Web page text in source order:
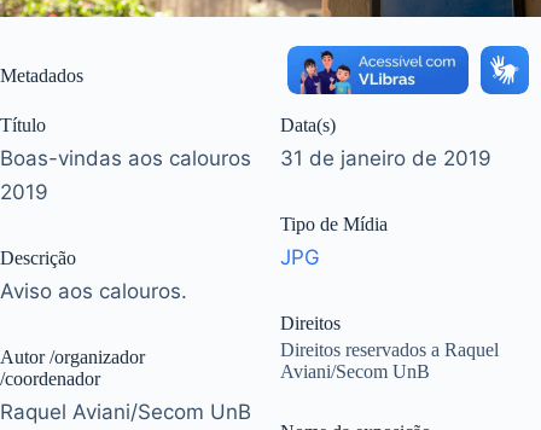
Metadados
Título
Boas-vindas aos calouros
2019
Descrição
Aviso aos calouros.
Autor /organizador
/coordenador
Raquel Aviani/Secom UnB
Data(s)
31 de janeiro de 2019
Tipo de Mídia
JPG
Direitos
Direitos reservados a Raquel
Aviani/Secom UnB